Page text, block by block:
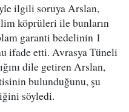
ilgili soruya Arslan,
köprüleri ile bunların
garanti bedelinin 1
ifade etti. Avrasya Tüneli
dile getiren Arslan,
bulunduğunu, şu
söyledi.